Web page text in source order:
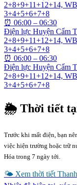
2+8+9+11+12+14,
3+4+5+6+7+8
⏰ 06:00 – 06:30
Điện lực Huyện Cẩm
2+8+9+11+12+14,
3+4+5+6+7+8
⏰ 06:00 – 06:30
Điện lực Huyện Cẩm
2+8+9+11+12+14,
3+4+5+6+7+8
🌦 Thời tiết
Trước khi mất điện, bạn
việc hiện trường hoặc trữ
Hóa trong 7 ngày tới.
🌤 Xem thời tiết